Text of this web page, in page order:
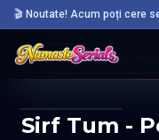
🎬 Noutate! Acum poți cere
filmele preferate care nu
Acasă Seriale
Sirf Tum -